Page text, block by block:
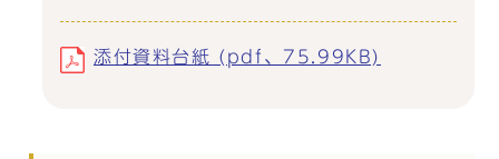
添付資料台紙 (pdf、75.99KB)